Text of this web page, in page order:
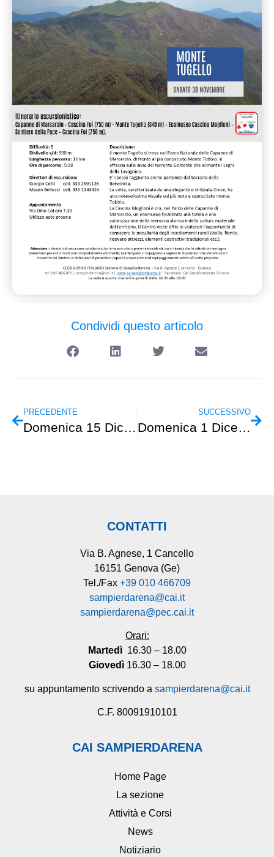
Condividi questo articolo
PRECEDENTE
Domenica 15 Dicembre – CAI Family – Parco di Portofino
SUCCESSIVO
Domenica 1 Dicembre – Escursionismo – Levanto-Punta Mesco-Colla di Bagari-Levanto
CONTATTI
Via B. Agnese, 1 Cancello
16151 Genova (Ge)
Tel./Fax +39 010 466709
sampierdarena@cai.it
sampierdarena@pec.cai.it
Orari:
Martedì 16.30 – 18.00
Giovedì16.30 – 18.00
su appuntamento scrivendo a sampierdarena@cai.it
C.F. 80091910101
CAI SAMPIERDARENA
Home Page
La sezione
Attività e Corsi
News
Notiziario